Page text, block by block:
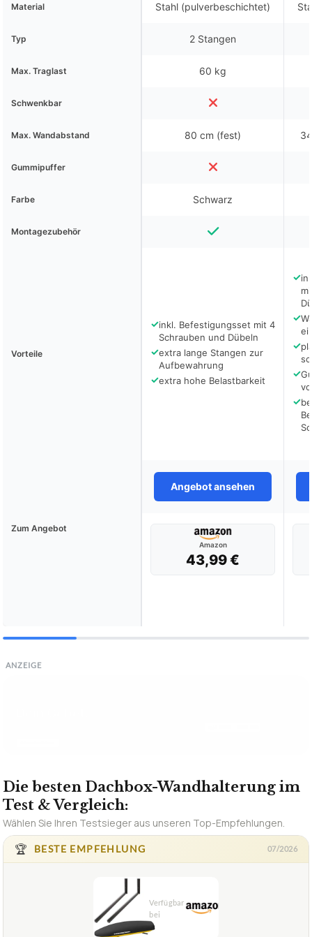
Material Stahl (pulverbeschichtet)
Typ 2 Stangen
Max. Traglast 60 kg
Schwenkbar
Max. Wandabstand 80 cm (fest)
Gummipuffer
Farbe Schwarz
Montagezubehör
Vorteile
✓inkl. Befestigungsset mit 4
Schrauben und Dübeln
✓extra lange Stangen zur
Aufbewahrung
✓extra hohe Belastbarkeit
✓
✓
✓
✓
✓
Angebot ansehen
Zum Angebot
Amazon
43,99 €
ANZEIGE
Deutsch (AT)